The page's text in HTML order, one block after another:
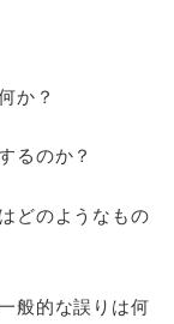
か？
るのか？
どのようなもの
般的な誤りは何